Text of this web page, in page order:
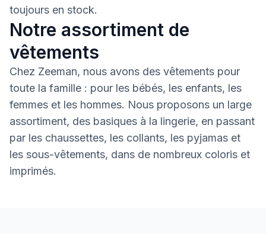
toujours en stock.
Notre assortiment de
vêtements
Chez Zeeman, nous avons des vêtements pour
toute la famille : pour les bébés, les enfants, les
femmes et les hommes. Nous proposons un large
assortiment, des basiques à la lingerie, en passant
par les chaussettes, les collants, les pyjamas et
les sous-vêtements, dans de nombreux coloris et
imprimés.